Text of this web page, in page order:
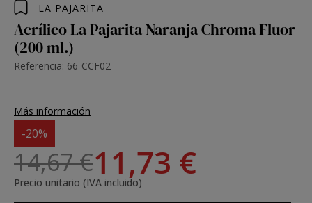
LA PAJARITA
Acrílico La Pajarita Naranja Chroma Fluor
(200 ml.)
Referencia: 66-CCF02
Más información
-20%
14,67 €11,73 €
Precio unitario (IVA incluido)